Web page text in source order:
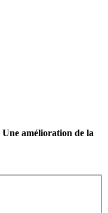
Une amélioration de la